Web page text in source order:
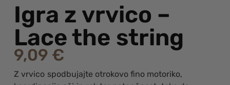
Igra z vrvico –
Lace the string
9,09 €
Z vrvico spodbujajte otrokovo fino motoriko,